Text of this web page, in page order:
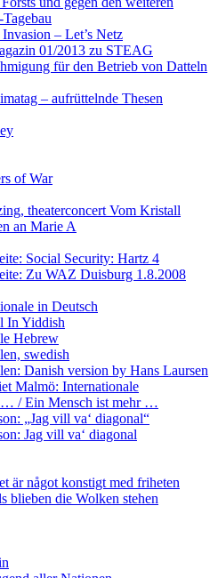
– Let’s Netz
01/2013 zu STEAG
für den Betrieb von Datteln
– aufrüttelnde Thesen
of War
theaterconcert Vom Kristall
an Marie A
Social Security: Hartz 4
Zu WAZ Duisburg 1.8.2008
in Deutsch
In Yiddish
Hebrew
swedish
Danish version by Hans Laursen
Malmö: Internationale
… / Ein Mensch ist mehr …
„Jag vill va‘ diagonal“
Jag vill va‘ diagonal
är något konstigt med friheten
blieben die Wolken stehen